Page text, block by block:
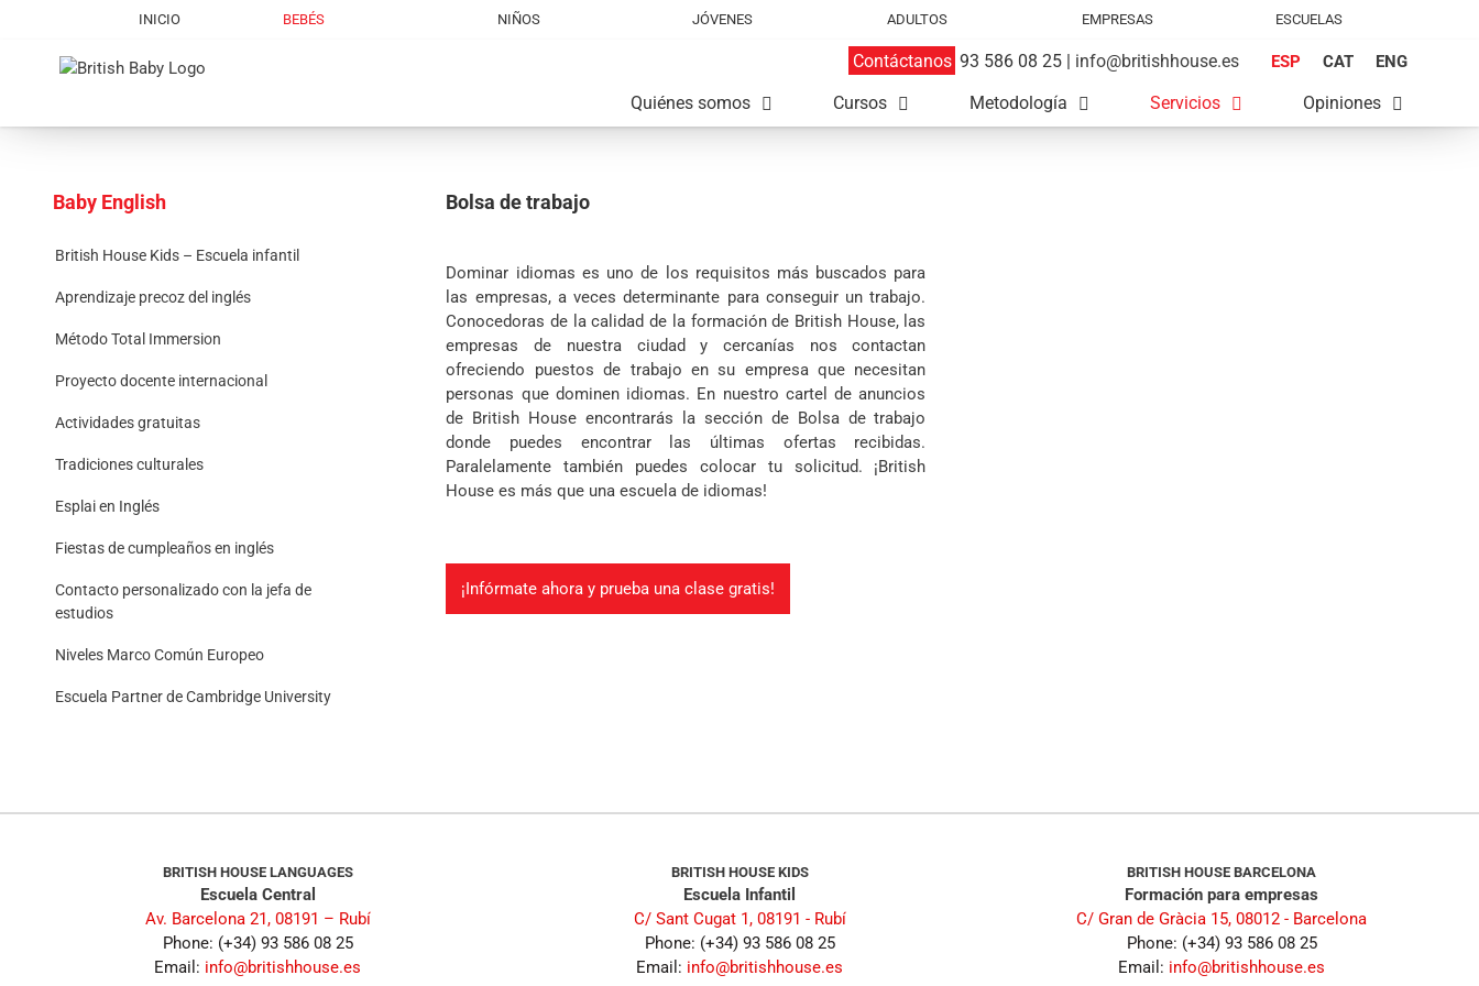
INICIO BEBÉS NIÑOS JÓVENES ADULTOS EMPRESAS ESCUELAS
ESP CAT ENG
Contáctanos 93 586 08 25 | info@britishhouse.es
Quiénes somos Cursos Metodología Servicios Opiniones
Bolsa de trabajo
Dominar idiomas es uno de los requisitos más buscados para
las empresas, a veces determinante para conseguir un trabajo.
Conocedoras de la calidad de la formación de British House, las
empresas de nuestra ciudad y cercanías nos contactan
ofreciendo puestos de trabajo en su empresa que necesitan
personas que dominen idiomas. En nuestro cartel de anuncios
de British House encontrarás la sección de Bolsa de trabajo
donde puedes encontrar las últimas ofertas recibidas.
Paralelamente también puedes colocar tu solicitud. ¡British
House es más que una escuela de idiomas!
¡Infórmate ahora y prueba una clase gratis!
Baby English
British House Kids – Escuela infantil
Aprendizaje precoz del inglés
Método Total Immersion
Proyecto docente internacional
Actividades gratuitas
Tradiciones culturales
Esplai en Inglés
Fiestas de cumpleaños en inglés
Contacto personalizado con la jefa de
estudios
Niveles Marco Común Europeo
Escuela Partner de Cambridge University
BRITISH HOUSE LANGUAGES
Escuela Central
Av. Barcelona 21, 08191 – Rubí
Phone: (+34) 93 586 08 25
Email: info@britishhouse.es
BRITISH HOUSE KIDS
Escuela Infantil
C/ Sant Cugat 1, 08191 - Rubí
Phone: (+34) 93 586 08 25
Email: info@britishhouse.es
BRITISH HOUSE BARCELONA
Formación para empresas
C/ Gran de Gràcia 15, 08012 - Barcelona
Phone: (+34) 93 586 08 25
Email: info@britishhouse.es